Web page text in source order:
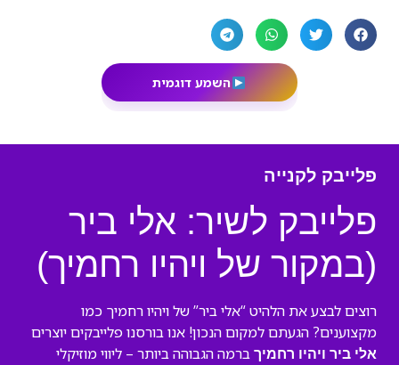
השמע דוגמית
פלייבק לקנייה
פלייבק לשיר: אלי ביר
(במקור של ויהיו רחמיך)
רוצים לבצע את הלהיט “אלי ביר” של ויהיו רחמיך כמו
מקצוענים? הגעתם למקום הנכון! אנו בורסנו פלייבקים יוצרים
אלי ביר ויהיו רחמיך ברמה הגבוהה ביותר – ליווי מוזיקלי